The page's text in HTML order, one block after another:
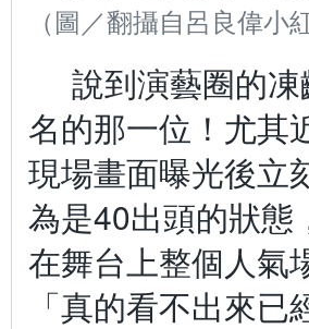
（圖／翻攝自呂良偉小
說到演藝圈的凍
名的那一位！尤其
現場畫面曝光後立
為是40出頭的狀態
在舞台上整個人氣
「真的看不出來已